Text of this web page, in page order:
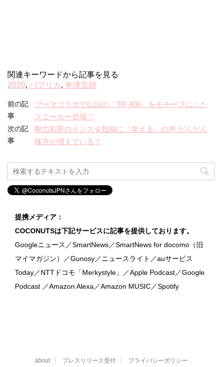
関連キーワードから記事を見る
2020, パプリカ, 米津玄師
前の記
事
プーマコラボで伝説の「TR-808」をモチーフにした
スニーカー登場♡
次の記
事
剛力彩芽のインスタ投稿に「笑える」の声 だんだん
味方が増えている？
提携メディア：
COCONUTSは下記サービスに記事を提供しております。
Googleニュース／SmartNews／SmartNews for docomo（旧
マイマガジン）／Gunosy／ニュースライト／auサービス
Today／NTTドコモ「Merkystyle」／Apple Podcast／Google
Podcast ／Amazon Alexa／Amazon MUSIC／Spotify
about プレスリリース受付 プライバシーポリシー